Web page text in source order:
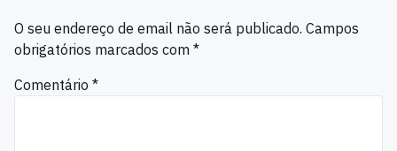
O seu endereço de email não será publicado. Campos
obrigatórios marcados com *
Comentário *